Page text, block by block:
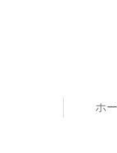
ホ